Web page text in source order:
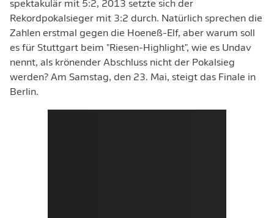
spektakulär mit 5:2, 2013 setzte sich der
Rekordpokalsieger mit 3:2 durch. Natürlich sprechen die
Zahlen erstmal gegen die Hoeneß-Elf, aber warum soll
es für Stuttgart beim "Riesen-Highlight", wie es Undav
nennt, als krönender Abschluss nicht der Pokalsieg
werden? Am Samstag, den 23. Mai, steigt das Finale in
Berlin.